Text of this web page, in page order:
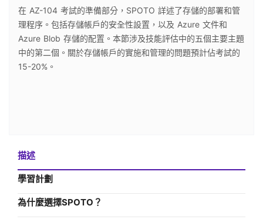
在 AZ-104 考試的準備部分，SPOTO 詳述了存儲的部署和管
理程序。包括存儲帳戶的安全性設置，以及 Azure 文件和
Azure Blob 存儲的配置。本節涉及技能評估中的五個主要主題
中的第二個。關於存儲帳戶的實施和管理的問題預計佔考試的
15-20%。
描述
學習計劃
為什麼選擇SPOTO？